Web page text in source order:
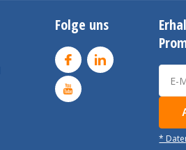
Folge uns
*